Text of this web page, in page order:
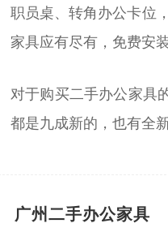
职员桌、转角办公卡位
家具应有尽有，免费安
对于购买二手办公家具
都是九成新的，也有全
广州二手办公家具